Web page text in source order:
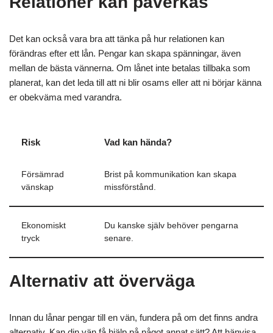
Det kan också vara bra att tänka på hur relationen kan
förändras efter ett lån. Pengar kan skapa spänningar, även
mellan de bästa vännerna. Om lånet inte betalas tillbaka som
planerat, kan det leda till att ni blir osams eller att ni börjar känna
er obekväma med varandra.
Risk Vad kan hända?
Försämrad
vänskap
Brist på kommunikation kan skapa
missförstånd.
Ekonomiskt
tryck
Du kanske själv behöver pengarna
senare.
Alternativ att överväga
Innan du lånar pengar till en vän, fundera på om det finns andra